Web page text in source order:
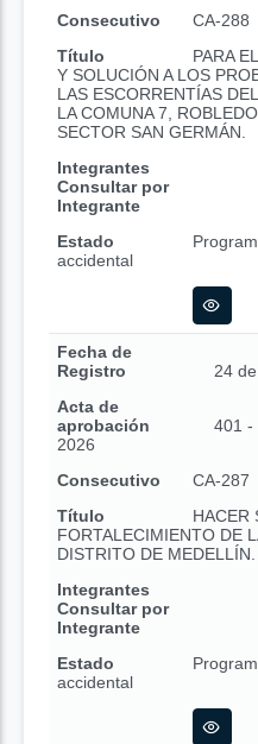
Consecutivo
CA-288
Título
PARA
Y SOLUCIÓN A LOS
LAS ESCORRENTÍAS
LA COMUNA 7,
SECTOR SAN GERMÁN.
Integrantes
Consultar por
Integrante
Estado
accidental
Fecha de
Registro
24
Acta de
aprobación
401 -
2026
Consecutivo
CA-287
Título
HACER
FORTALECIMIENTO DE
DISTRITO DE MEDELLÍN.
Integrantes
Consultar por
Integrante
Estado
accidental